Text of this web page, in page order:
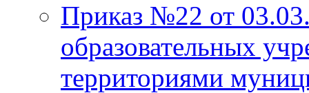
Приказ №22 от
образовательных
территориями